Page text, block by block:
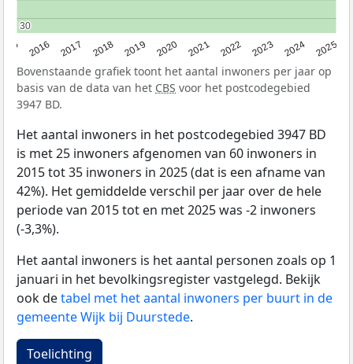
2016 2017 2018 2019 2020 2021 2022 2023 2024 2025
30
30
Bovenstaande grafiek toont het aantal inwoners per jaar op
basis van de data van het CBS voor het postcodegebied
3947 BD.
Het aantal inwoners in het postcodegebied 3947 BD
is met 25 inwoners afgenomen van 60 inwoners in
2015 tot 35 inwoners in 2025 (dat is een afname van
42%). Het gemiddelde verschil per jaar over de hele
periode van 2015 tot en met 2025 was -2 inwoners
(-3,3%).
Het aantal inwoners is het aantal personen zoals op 1
januari in het bevolkingsregister vastgelegd. Bekijk
ook detabel met het aantal inwoners per buurt in de
gemeente Wijk bij Duurstede.
Toelichting